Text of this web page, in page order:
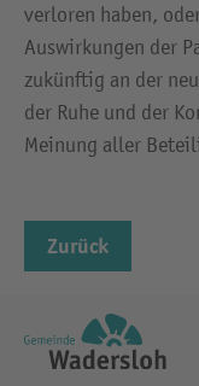
verloren haben,
Auswirkungen der
zukünftig an der
der Ruhe und der
Meinung aller
Zurück